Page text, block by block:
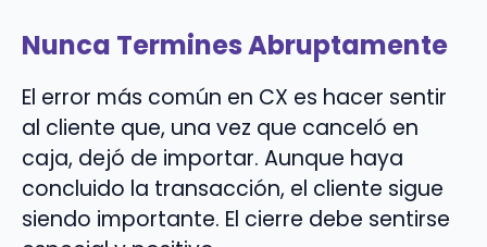
Nunca Termines Abruptamente
El error más común en CX es hacer sentir
al cliente que, una vez que canceló en
caja, dejó de importar. Aunque haya
concluido la transacción, el cliente sigue
siendo importante. El cierre debe sentirse